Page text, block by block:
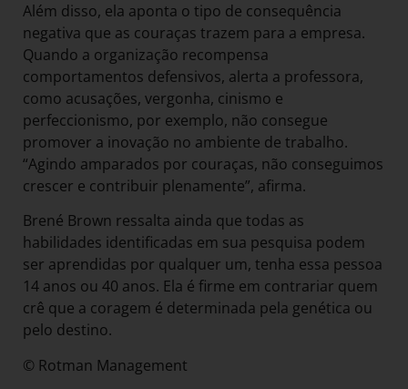
Além disso, ela aponta o tipo de consequência
negativa que as couraças trazem para a empresa.
Quando a organização recompensa
comportamentos defensivos, alerta a professora,
como acusações, vergonha, cinismo e
perfeccionismo, por exemplo, não consegue
promover a inovação no ambiente de trabalho.
“Agindo amparados por couraças, não conseguimos
crescer e contribuir plenamente”, afirma.
Brené Brown ressalta ainda que todas as
habilidades identificadas em sua pesquisa podem
ser aprendidas por qualquer um, tenha essa pessoa
14 anos ou 40 anos. Ela é firme em contrariar quem
crê que a coragem é determinada pela genética ou
pelo destino.
© Rotman Management